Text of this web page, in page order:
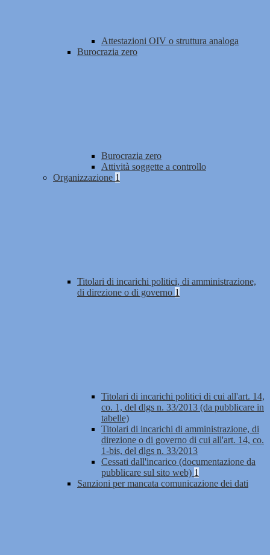
Attestazioni OIV o struttura analoga
Burocrazia zero
Burocrazia zero
Attività soggette a controllo
Organizzazione 1
Titolari di incarichi politici, di amministrazione,
di direzione o di governo 1
Titolari di incarichi politici di cui all'art. 14,
co. 1, del dlgs n. 33/2013 (da pubblicare in
tabelle)
Titolari di incarichi di amministrazione, di
direzione o di governo di cui all'art. 14, co.
1-bis, del dlgs n. 33/2013
Cessati dall'incarico (documentazione da
pubblicare sul sito web) 1
Sanzioni per mancata comunicazione dei dati